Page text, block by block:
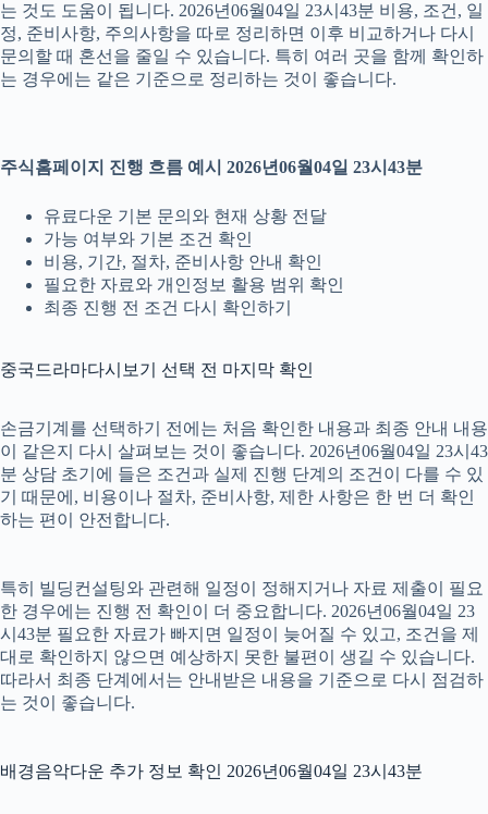
는 것도 도움이 됩니다. 2026년06월04일 23시43분 비용, 조건, 일
정, 준비사항, 주의사항을 따로 정리하면 이후 비교하거나 다시
문의할 때 혼선을 줄일 수 있습니다. 특히 여러 곳을 함께 확인하
는 경우에는 같은 기준으로 정리하는 것이 좋습니다.
주식홈페이지 진행 흐름 예시 2026년06월04일 23시43분
유료다운 기본 문의와 현재 상황 전달
가능 여부와 기본 조건 확인
비용, 기간, 절차, 준비사항 안내 확인
필요한 자료와 개인정보 활용 범위 확인
최종 진행 전 조건 다시 확인하기
중국드라마다시보기 선택 전 마지막 확인
손금기계를 선택하기 전에는 처음 확인한 내용과 최종 안내 내용
이 같은지 다시 살펴보는 것이 좋습니다. 2026년06월04일 23시43
분 상담 초기에 들은 조건과 실제 진행 단계의 조건이 다를 수 있
기 때문에, 비용이나 절차, 준비사항, 제한 사항은 한 번 더 확인
하는 편이 안전합니다.
특히 빌딩컨설팅와 관련해 일정이 정해지거나 자료 제출이 필요
한 경우에는 진행 전 확인이 더 중요합니다. 2026년06월04일 23
시43분 필요한 자료가 빠지면 일정이 늦어질 수 있고, 조건을 제
대로 확인하지 않으면 예상하지 못한 불편이 생길 수 있습니다.
따라서 최종 단계에서는 안내받은 내용을 기준으로 다시 점검하
는 것이 좋습니다.
배경음악다운 추가 정보 확인 2026년06월04일 23시43분